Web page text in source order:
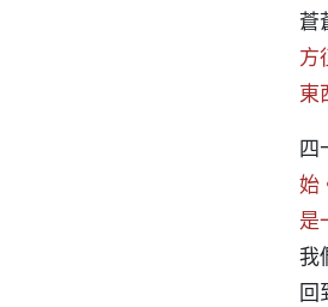
蒼
方
東
四
始
是
我
回